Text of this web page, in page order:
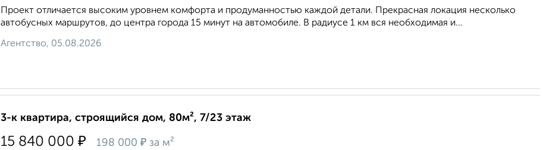
Проект отличается высоким уровнем комфорта и продуманностью каждой детали. Прекрасная локация несколько
автобусных маршрутов, до центра города 15 минут на автомобиле. В радиусе 1 км вся необходимая и...
Агентство, 05.08.2026
3-к квартира, строящийся дом, 80м², 7/23 этаж
15 840 000 ₽ 198 000 ₽ за м²